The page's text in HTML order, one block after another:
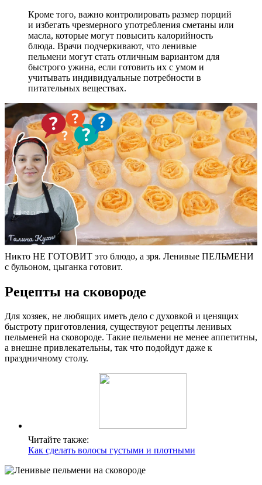
Кроме того, важно контролировать размер порций
и избегать чрезмерного употребления сметаны или
масла, которые могут повысить калорийность
блюда. Врачи подчеркивают, что ленивые
пельмени могут стать отличным вариантом для
быстрого ужина, если готовить их с умом и
учитывать индивидуальные потребности в
питательных веществах.
Никто НЕ ГОТОВИТ это блюдо, а зря. Ленивые ПЕЛЬМЕНИ
с бульоном, цыганка готовит.
Рецепты на сковороде
Для хозяек, не любящих иметь дело с духовкой и ценящих
быстроту приготовления, существуют рецепты ленивых
пельменей на сковороде. Такие пельмени не менее аппетитны,
а внешне привлекательны, так что подойдут даже к
праздничному столу.
Читайте также:
Как сделать волосы густыми и плотными